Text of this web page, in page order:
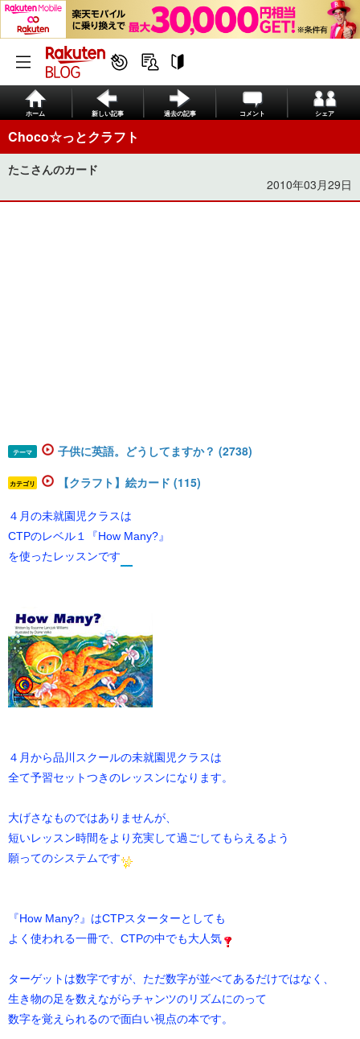
ホーム 新しい記事 過去の記事 コメント シェア
Choco☆っとクラフト
たこさんのカード
2010年03月29日
テーマ 子供に英語。どうしてますか？ (2738)
カテゴリ 【クラフト】絵カード (115)
４月の未就園児クラスは
CTPのレベル１『How Many?』
を使ったレッスンです
４月から品川スクールの未就園児クラスは
全て予習セットつきのレッスンになります。
大げさなものではありませんが、
短いレッスン時間をより充実して過ごしてもらえるよう
願ってのシステムです
『How Many?』はCTPスターターとしても
よく使われる一冊で、CTPの中でも大人気
ターゲットは数字ですが、ただ数字が並べてあるだけではなく、
生き物の足を数えながらチャンツのリズムにのって
数字を覚えられるので面白い視点の本です。